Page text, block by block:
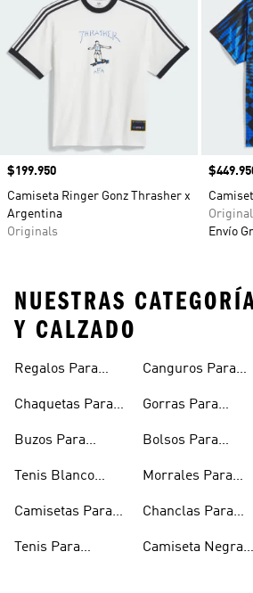
Precio
$199.950
Camiseta Ringer Gonz Thrasher x
Argentina
Originals
Precio
Envío
NUESTRAS
Y CALZADO
Regalos Para
Chaquetas Para
Buzos Para
Tenis Blanco
Camisetas Para
Tenis Para
Canguros Para
Gorras Para
Bolsos Para
Morrales Para
Chanclas Para
Camiseta Negra